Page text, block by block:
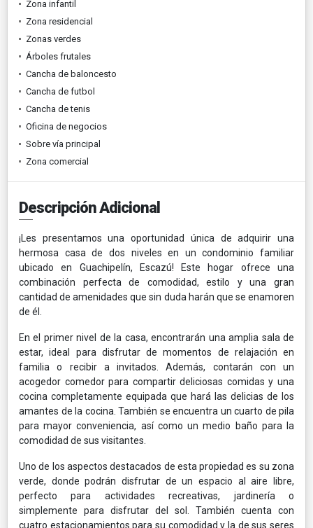
Zona infantil
Zona residencial
Zonas verdes
Árboles frutales
Cancha de baloncesto
Cancha de futbol
Cancha de tenis
Oficina de negocios
Sobre vía principal
Zona comercial
Descripción Adicional
¡Les presentamos una oportunidad única de adquirir una
hermosa casa de dos niveles en un condominio familiar
ubicado en Guachipelín, Escazú! Este hogar ofrece una
combinación perfecta de comodidad, estilo y una gran
cantidad de amenidades que sin duda harán que se enamoren
de él.
En el primer nivel de la casa, encontrarán una amplia sala de
estar, ideal para disfrutar de momentos de relajación en
familia o recibir a invitados. Además, contarán con un
acogedor comedor para compartir deliciosas comidas y una
cocina completamente equipada que hará las delicias de los
amantes de la cocina. También se encuentra un cuarto de pila
para mayor conveniencia, así como un medio baño para la
comodidad de sus visitantes.
Uno de los aspectos destacados de esta propiedad es su zona
verde, donde podrán disfrutar de un espacio al aire libre,
perfecto para actividades recreativas, jardinería o
simplemente para disfrutar del sol. También cuenta con
cuatro estacionamientos para su comodidad y la de sus seres